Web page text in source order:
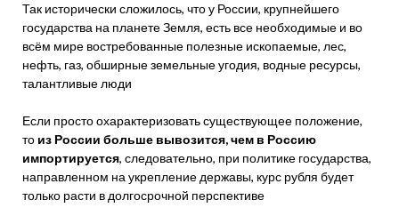
Так исторически сложилось, что у России, крупнейшего
государства на планете Земля, есть все необходимые и во
всём мире востребованные полезные ископаемые, лес,
нефть, газ, обширные земельные угодия, водные ресурсы,
талантливые люди
Если просто охарактеризовать существующее положение,
то из России больше вывозится, чем в Россию
импортируется, следовательно, при политике государства,
направленном на укрепление державы, курс рубля будет
только расти в долгосрочной перспективе